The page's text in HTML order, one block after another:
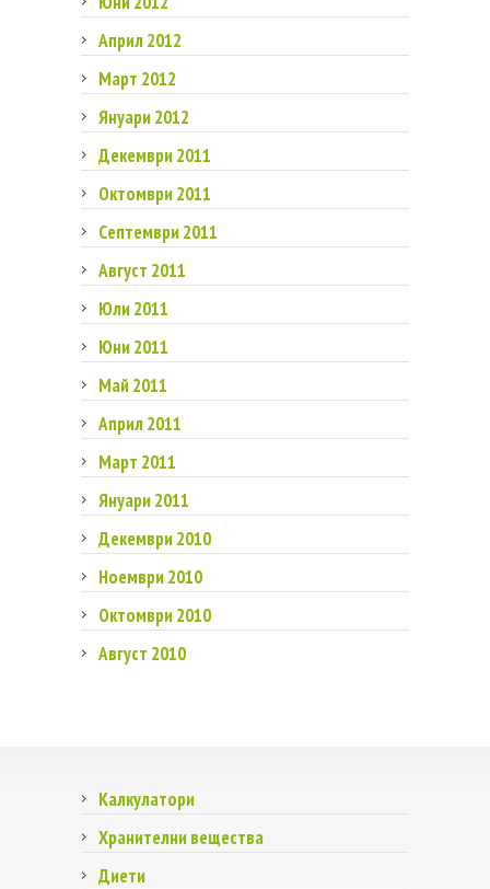
Април 2012
Март 2012
Януари 2012
Декември 2011
Октомври 2011
Септември 2011
Август 2011
Юли 2011
Юни 2011
Май 2011
Април 2011
Март 2011
Януари 2011
Декември 2010
Ноември 2010
Октомври 2010
Август 2010
Калкулатори
Хранителни вещества
Диети